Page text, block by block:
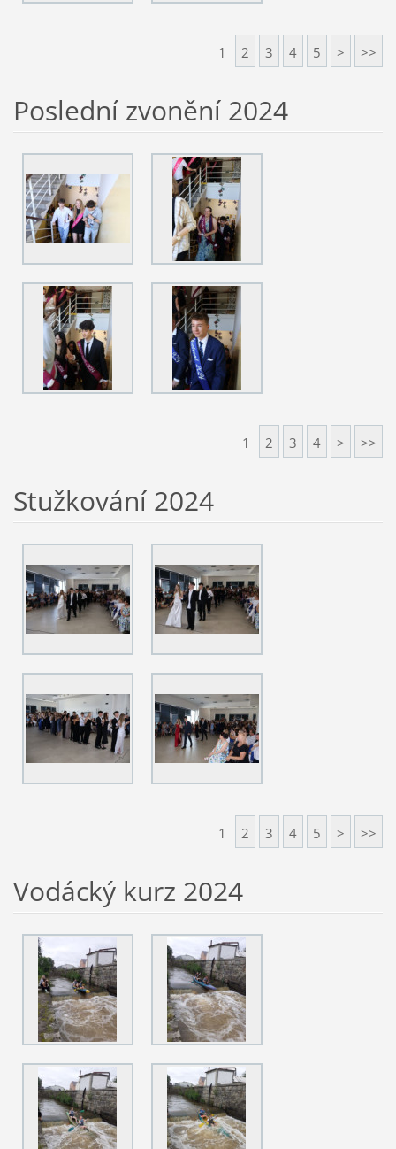
1 2 3 4 5 > >>
Poslední zvonění 2024
1 2 3 4 > >>
Stužkování 2024
1 2 3 4 5 > >>
Vodácký kurz 2024